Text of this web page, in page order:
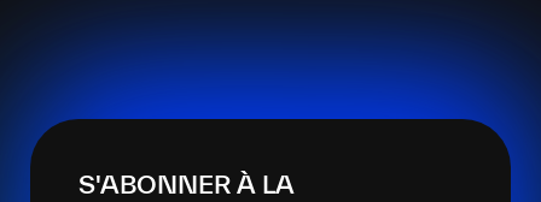
S'ABONNER À LA